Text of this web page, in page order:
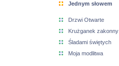
Jednym słowem
Drzwi Otwarte
Krużganek zakonny
Śladami świętych
Moja modlitwa